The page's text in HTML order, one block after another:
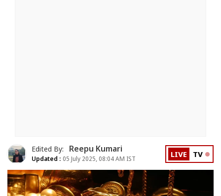
Edited By: Reepu Kumari
Updated : 05 July 2025, 08:04 AM IST LIVE TV